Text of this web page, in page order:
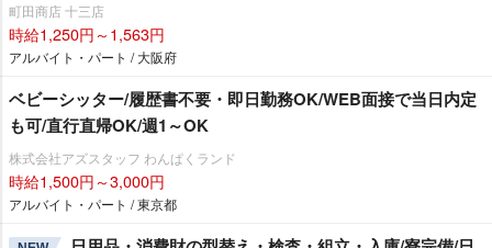
町田商店 十三店
時給1,250円～1,563円
アルバイト・パート / 大阪府
ベビーシッター/履歴書不要・即日勤務OK/WEB面接で当日内定
も可/直行直帰OK/週1～OK
株式会社アズスタッフ わんぱくランド
時給1,500円～3,000円
アルバイト・パート / 東京都